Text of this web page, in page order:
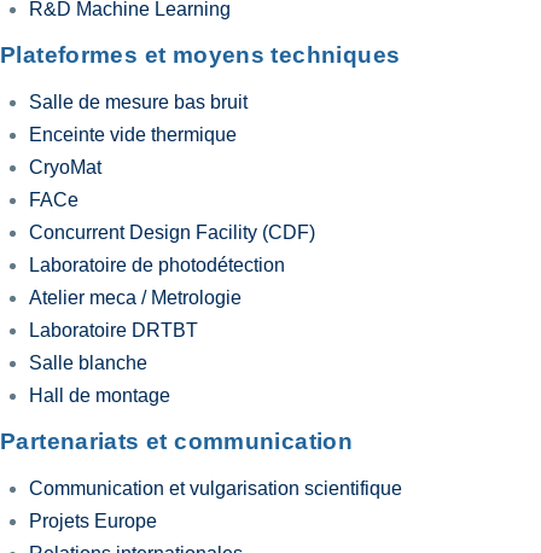
R&D Machine Learning
Plateformes et moyens techniques
Salle de mesure bas bruit
Enceinte vide thermique
CryoMat
FACe
Concurrent Design Facility (CDF)
Laboratoire de photodétection
Atelier meca / Metrologie
Laboratoire DRTBT
Salle blanche
Hall de montage
Partenariats et communication
Communication et vulgarisation scientifique
Projets Europe